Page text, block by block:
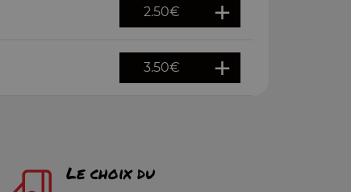
2.50€
3.50€
Le choix du